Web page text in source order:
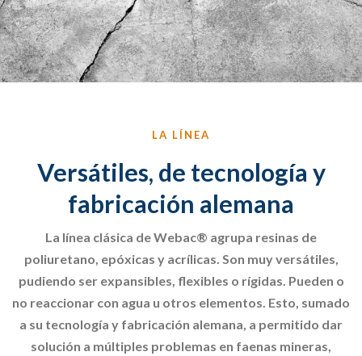
LA LÍNEA
Versátiles, de tecnología y
fabricación alemana
La línea clásica de Webac® agrupa resinas de
poliuretano, epóxicas y acrílicas. Son muy versátiles,
pudiendo ser expansibles, flexibles o rígidas. Pueden o
no reaccionar con agua u otros elementos. Esto, sumado
a su tecnología y fabricación alemana, a permitido dar
solución a múltiples problemas en faenas mineras,